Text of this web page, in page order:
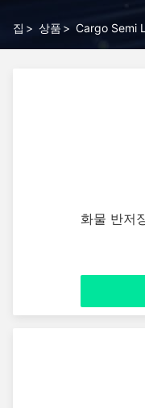
집 > 상품 > Cargo Semi
화물 반저